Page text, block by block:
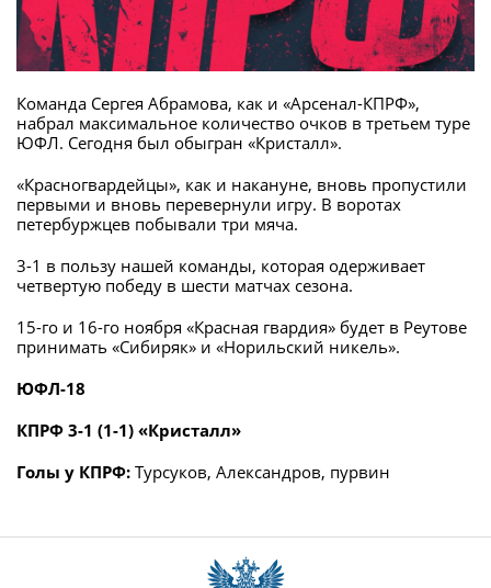
Команда Сергея Абрамова, как и «Арсенал-КПРФ»,
набрал максимальное количество очков в третьем туре
ЮФЛ. Сегодня был обыгран «Кристалл».
«Красногвардейцы», как и накануне, вновь пропустили
первыми и вновь перевернули игру. В воротах
петербуржцев побывали три мяча.
3-1 в пользу нашей команды, которая одерживает
четвертую победу в шести матчах сезона.
15-го и 16-го ноября «Красная гвардия» будет в Реутове
принимать «Сибиряк» и «Норильский никель».
ЮФЛ-18
КПРФ 3-1 (1-1) «Кристалл»
Голы у КПРФ: Турсуков, Александров, пурвин